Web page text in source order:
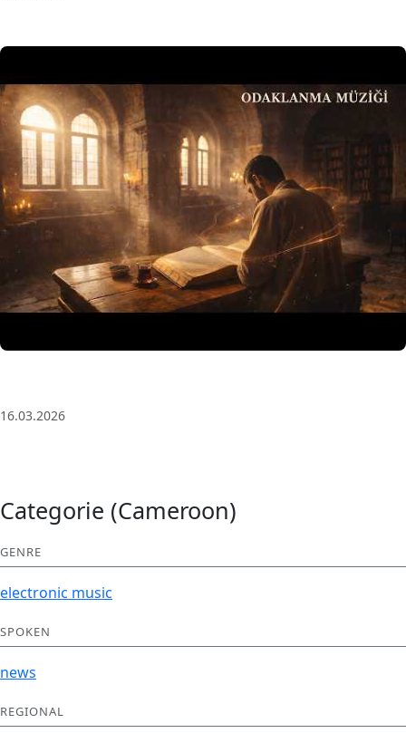
16.03.2026
Categorie (Cameroon)
GENRE
electronic music
SPOKEN
news
REGIONAL